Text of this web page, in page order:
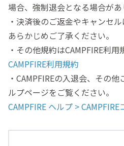
場合、強制退会となる場合があ
・決済後のご返金やキャンセ
あらかじめご了承ください。
・その他規約はCAMPFIRE利用
CAMPFIRE利用規約
・CAMPFIREの入退会、その
ルプページをご覧ください。
CAMPFIRE ヘルプ > CAMPFIRE